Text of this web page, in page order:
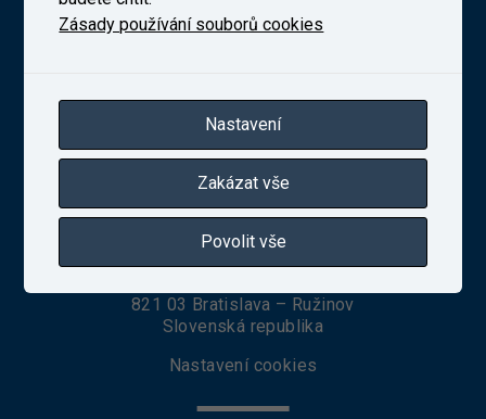
telefon:+420 241 493 135
VUZ Slovakia, s. r. o.
821 03 Bratislava – Ružinov
Slovenská republika
Nastavení cookies
Zásady používání souborů cookies
Nastavení
Zakázat vše
Povolit vše